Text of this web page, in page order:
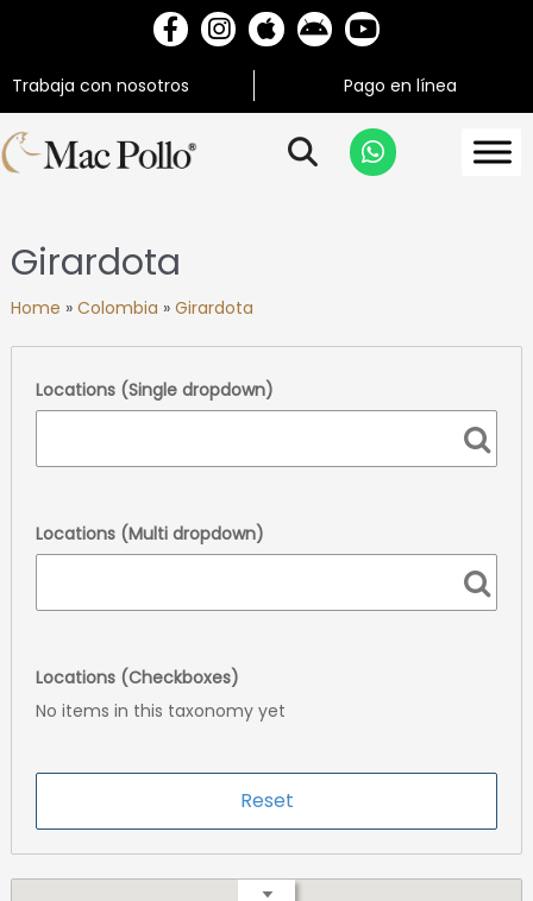
Trabaja con nosotros Pago en línea
Girardota
Home » Colombia » Girardota
Locations (Single dropdown)
Locations (Multi dropdown)
Locations (Checkboxes)
No items in this taxonomy yet